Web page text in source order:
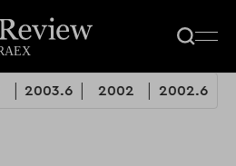
2003.6 2002 2002.6